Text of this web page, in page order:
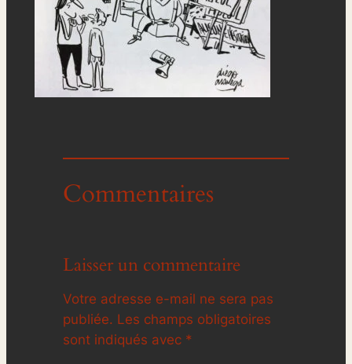
Commentaires
Laisser un commentaire
Votre adresse e-mail ne sera pas
publiée. Les champs obligatoires
sont indiqués avec *